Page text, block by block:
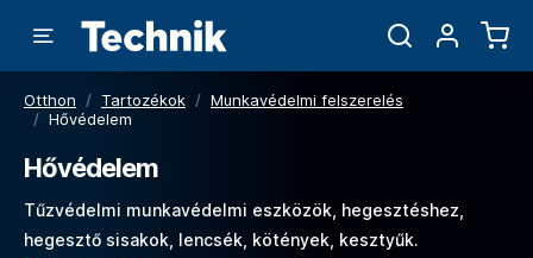
Otthon / Tartozékok / Munkavédelmi felszerelés
/ Hővédelem
Hővédelem
Tűzvédelmi munkavédelmi eszközök, hegesztéshez,
hegesztő sisakok, lencsék, kötények, kesztyűk.